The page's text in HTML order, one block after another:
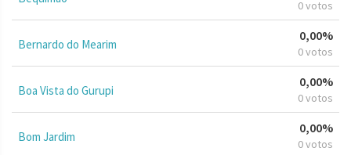
0 votos
Bernardo do Mearim
0,00%
0 votos
Boa Vista do Gurupi
0,00%
0 votos
Bom Jardim
0,00%
0 votos